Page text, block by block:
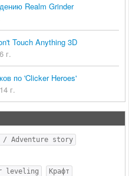
Realm Grinder
Touch Anything 3D
г.
по 'Clicker Heroes'
г.
/ Adventure story
leveling
Крафт